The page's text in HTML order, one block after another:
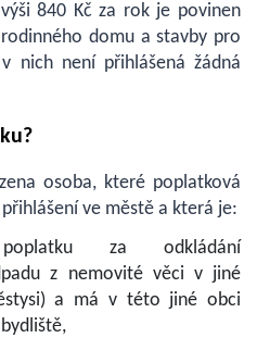
840 Kč za rok je povinen
domu a stavby pro
nich není přihlášená žádná
osoba, které poplatková
ve městě a která je:
poplatku za odkládání
z nemovité věci v jiné
a má v této jiné obci